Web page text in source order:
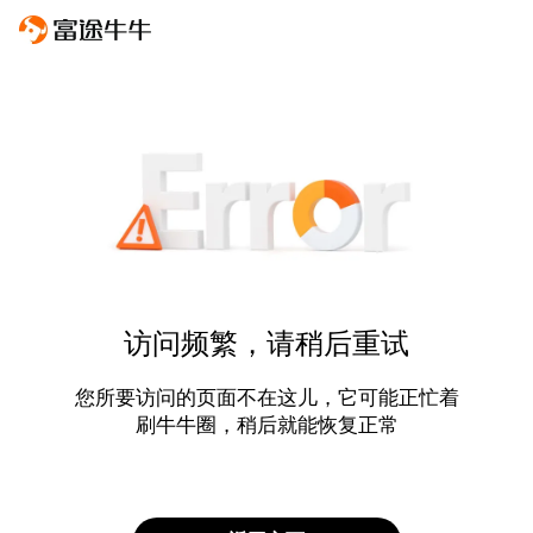
访问频繁，请稍后重试
您所要访问的页面不在这儿，它可能正忙着
刷牛牛圈，稍后就能恢复正常